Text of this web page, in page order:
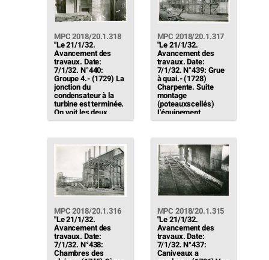
MPC 2018/20.1.318
"Le 21/1/32.
Avancement des
travaux. Date:
7/1/32. N°440:
Groupe 4.- (1729) La
jonction du
condensateur à la
turbine est terminée.
On voit les deux
joints) après
des brides […]"
MPC 2018/20.1.317
"Le 21/1/32.
Avancement des
travaux. Date:
7/1/32. N°439: Grue
à quai.- (1728)
Charpente. Suite
montage
(poteauxscellés)
L'équipement
éléctrique de la grue
(La grue a fonctionné
le 22)"
MPC 2018/20.1.316
"Le 21/1/32.
Avancement des
travaux. Date:
7/1/32. N°438:
Chambres des
MPC 2018/20.1.315
"Le 21/1/32.
Avancement des
travaux. Date:
7/1/32. N°437:
Caniveaux a